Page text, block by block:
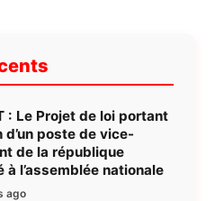
: Le Projet de loi portant
d’un poste de vice-
de la république
à l’assemblée nationale
ago